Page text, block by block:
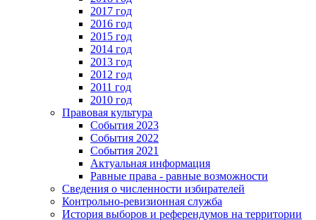
2017 год
2016 год
2015 год
2014 год
2013 год
2012 год
2011 год
2010 год
Правовая культура
События 2023
События 2022
События 2021
Актуальная информация
Равные права - равные возможности
Сведения о численности избирателей
Контрольно-ревизионная служба
История выборов и референдумов на территории